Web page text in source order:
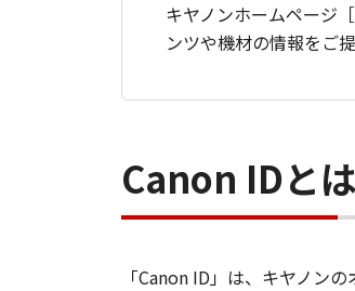
キヤノンホームページ
ンツや機材の情報をご
Canon IDとは
「Canon ID」は、キヤノン